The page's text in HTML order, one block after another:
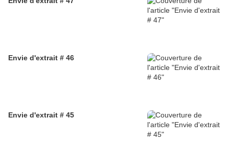
Envie d'extrait # 46
Envie d'extrait # 45